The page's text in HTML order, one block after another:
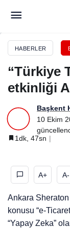
HABERLER
“Türkiye
etkinliği
Başkent
10 Ekim
1dk, 47sn
A+ A-
Ankara
konusu “e-
“Yapay Zeka”
“Türkiye
yapıldı